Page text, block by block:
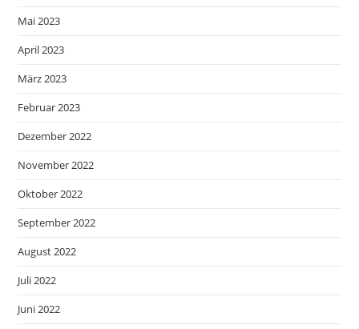
Mai 2023
April 2023
März 2023
Februar 2023
Dezember 2022
November 2022
Oktober 2022
September 2022
August 2022
Juli 2022
Juni 2022